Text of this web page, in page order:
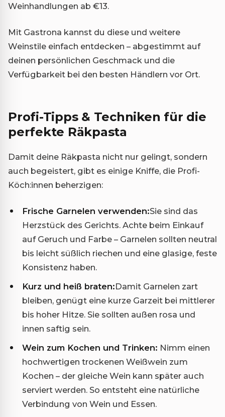
Weinhandlungen ab €13.
Mit Gastrona kannst du diese und weitere
Weinstile einfach entdecken – abgestimmt auf
deinen persönlichen Geschmack und die
Verfügbarkeit bei den besten Händlern vor Ort.
Profi-Tipps & Techniken für die
perfekte Räkpasta
Damit deine Räkpasta nicht nur gelingt, sondern
auch begeistert, gibt es einige Kniffe, die Profi-
Köch:innen beherzigen:
Frische Garnelen verwenden:Sie sind das
Herzstück des Gerichts. Achte beim Einkauf
auf Geruch und Farbe – Garnelen sollten neutral
bis leicht süßlich riechen und eine glasige, feste
Konsistenz haben.
Kurz und heiß braten:Damit Garnelen zart
bleiben, genügt eine kurze Garzeit bei mittlerer
bis hoher Hitze. Sie sollten außen rosa und
innen saftig sein.
Wein zum Kochen und Trinken: Nimm einen
hochwertigen trockenen Weißwein zum
Kochen – der gleiche Wein kann später auch
serviert werden. So entsteht eine natürliche
Verbindung von Wein und Essen.